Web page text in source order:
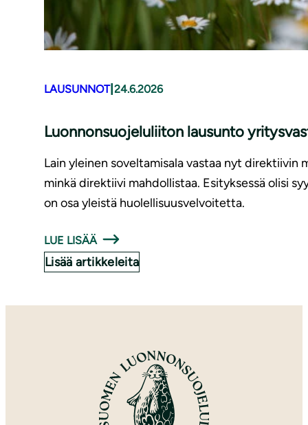
LAUSUNNOT| 24.6.2026
Luonnonsuojeluliiton lausunto
Lain yleinen soveltamisala vastaa nyt direktiivin
minkä direktiivi mahdollistaa. Esityksessä olisi
on osa yleistä huolellisuusvelvoitetta.
LUE LISÄÄ
Lisää artikkeleita